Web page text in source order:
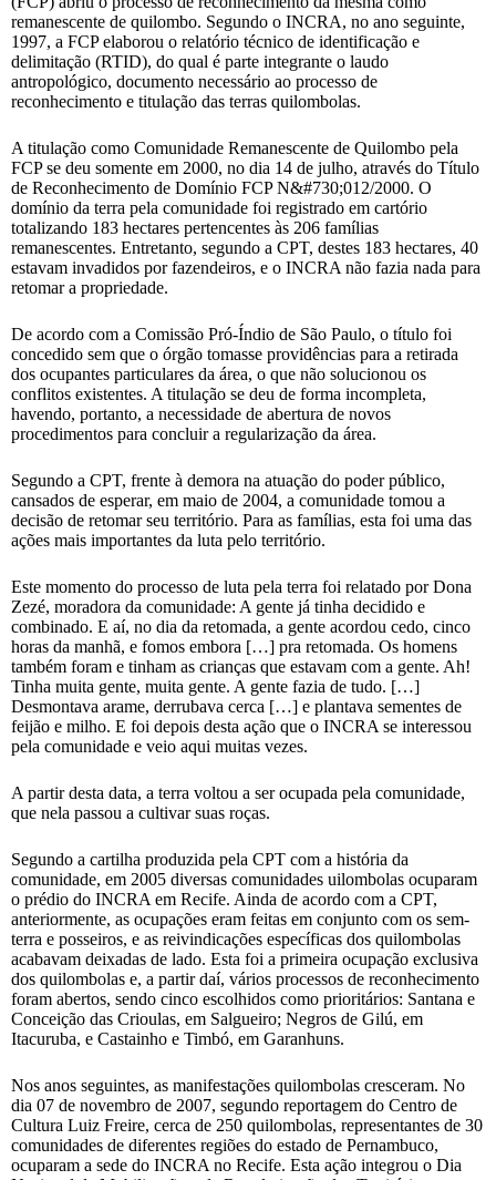
remanescente de quilombo. Segundo o INCRA, no ano seguinte,
1997, a FCP elaborou o relatório técnico de identificação e
delimitação (RTID), do qual é parte integrante o laudo
antropológico, documento necessário ao processo de
reconhecimento e titulação das terras quilombolas.
A titulação como Comunidade Remanescente de Quilombo pela
FCP se deu somente em 2000, no dia 14 de julho, através do Título
de Reconhecimento de Domínio FCP N&#730;012/2000. O
domínio da terra pela comunidade foi registrado em cartório
totalizando 183 hectares pertencentes às 206 famílias
remanescentes. Entretanto, segundo a CPT, destes 183 hectares, 40
estavam invadidos por fazendeiros, e o INCRA não fazia nada para
retomar a propriedade.
De acordo com a Comissão Pró-Índio de São Paulo, o título foi
concedido sem que o órgão tomasse providências para a retirada
dos ocupantes particulares da área, o que não solucionou os
conflitos existentes. A titulação se deu de forma incompleta,
havendo, portanto, a necessidade de abertura de novos
procedimentos para concluir a regularização da área.
Segundo a CPT, frente à demora na atuação do poder público,
cansados de esperar, em maio de 2004, a comunidade tomou a
decisão de retomar seu território. Para as famílias, esta foi uma das
ações mais importantes da luta pelo território.
Este momento do processo de luta pela terra foi relatado por Dona
Zezé, moradora da comunidade: A gente já tinha decidido e
combinado. E aí, no dia da retomada, a gente acordou cedo, cinco
horas da manhã, e fomos embora […] pra retomada. Os homens
também foram e tinham as crianças que estavam com a gente. Ah!
Tinha muita gente, muita gente. A gente fazia de tudo. […]
Desmontava arame, derrubava cerca […] e plantava sementes de
feijão e milho. E foi depois desta ação que o INCRA se interessou
pela comunidade e veio aqui muitas vezes.
A partir desta data, a terra voltou a ser ocupada pela comunidade,
que nela passou a cultivar suas roças.
Segundo a cartilha produzida pela CPT com a história da
comunidade, em 2005 diversas comunidades uilombolas ocuparam
o prédio do INCRA em Recife. Ainda de acordo com a CPT,
anteriormente, as ocupações eram feitas em conjunto com os sem-
terra e posseiros, e as reivindicações específicas dos quilombolas
acabavam deixadas de lado. Esta foi a primeira ocupação exclusiva
dos quilombolas e, a partir daí, vários processos de reconhecimento
foram abertos, sendo cinco escolhidos como prioritários: Santana e
Conceição das Crioulas, em Salgueiro; Negros de Gilú, em
Itacuruba, e Castainho e Timbó, em Garanhuns.
Nos anos seguintes, as manifestações quilombolas cresceram. No
dia 07 de novembro de 2007, segundo reportagem do Centro de
Cultura Luiz Freire, cerca de 250 quilombolas, representantes de 30
comunidades de diferentes regiões do estado de Pernambuco,
ocuparam a sede do INCRA no Recife. Esta ação integrou o Dia